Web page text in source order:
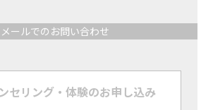
メールでのお問い合わせ
セリング・体験のお申し込み